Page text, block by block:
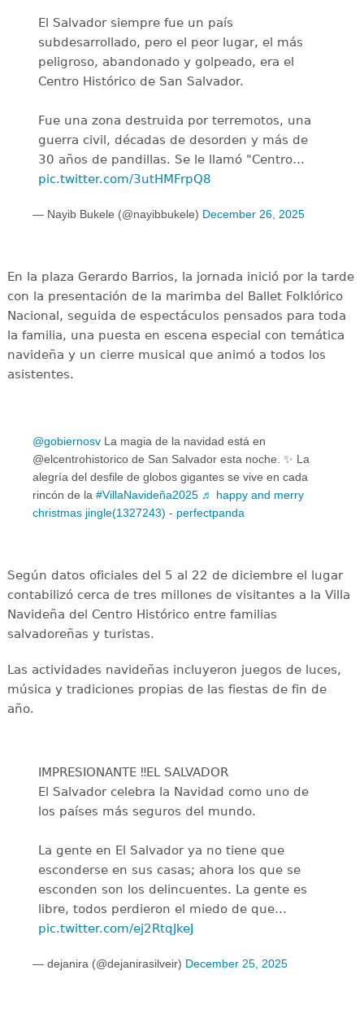
El Salvador siempre fue un país
subdesarrollado, pero el peor lugar, el más
peligroso, abandonado y golpeado, era el
Centro Histórico de San Salvador.
Fue una zona destruida por terremotos, una
guerra civil, décadas de desorden y más de
30 años de pandillas. Se le llamó "Centro…
pic.twitter.com/3utHMFrpQ8
— Nayib Bukele (@nayibbukele) December 26, 2025
En la plaza Gerardo Barrios, la jornada inició por la tarde
con la presentación de la marimba del Ballet Folklórico
Nacional, seguida de espectáculos pensados para toda
la familia, una puesta en escena especial con temática
navideña y un cierre musical que animó a todos los
asistentes.
@gobiernosv La magia de la navidad está en
@elcentrohistorico de San Salvador esta noche. ✨ La
alegría del desfile de globos gigantes se vive en cada
rincón de la #VillaNavideña2025 ♬ happy and merry
christmas jingle(1327243) - perfectpanda
Según datos oficiales del 5 al 22 de diciembre el lugar
contabilizó cerca de tres millones de visitantes a la Villa
Navideña del Centro Histórico entre familias
salvadoreñas y turistas.
Las actividades navideñas incluyeron juegos de luces,
música y tradiciones propias de las fiestas de fin de
año.
IMPRESIONANTE ‼️EL SALVADOR
El Salvador celebra la Navidad como uno de
los países más seguros del mundo.
La gente en El Salvador ya no tiene que
esconderse en sus casas; ahora los que se
esconden son los delincuentes. La gente es
libre, todos perdieron el miedo de que…
pic.twitter.com/ej2RtqJkeJ
— dejanira (@dejanirasilveir) December 25, 2025